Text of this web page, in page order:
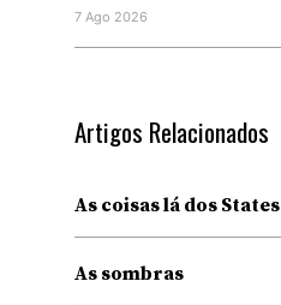
7 Ago 2026
Artigos Relacionados
As coisas lá dos States
As sombras